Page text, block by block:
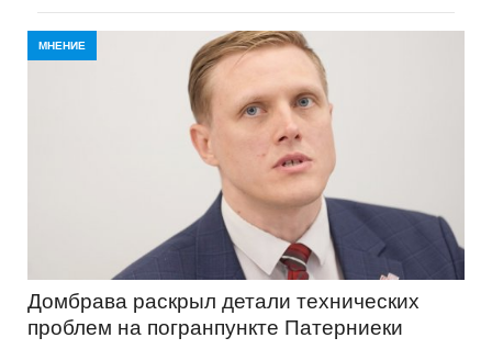
МНЕНИЕ
Домбравa раскрыл детали технических
проблем на погранпункте Патерниеки